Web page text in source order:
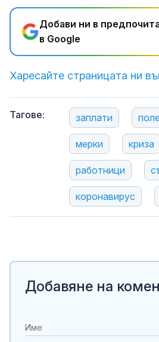
Добави ни в
в Google
Харесайте страницата ни
Тагове: заплати
мерки криза
работници
коронавирус
Добавяне на